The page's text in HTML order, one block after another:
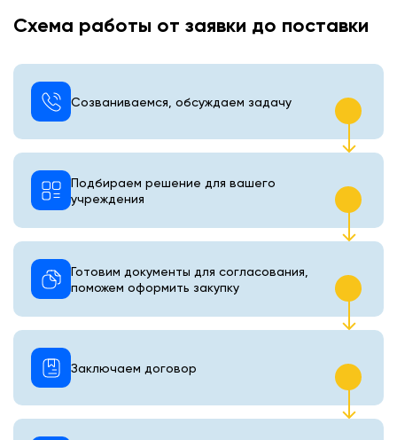
Схема работы от заявки до поставки
Созваниваемся, обсуждаем задачу
Подбираем решение для вашего
учреждения
Готовим документы для согласования,
поможем оформить закупку
Заключаем договор